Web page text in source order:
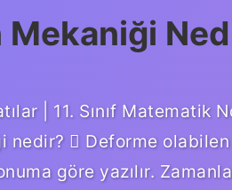
Mekaniği
| 11. Sınıf Matematik
nedir?  Deforme
göre yazılır.